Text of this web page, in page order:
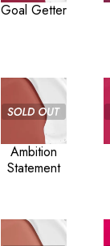
Goal Getter
Ambition
Statement